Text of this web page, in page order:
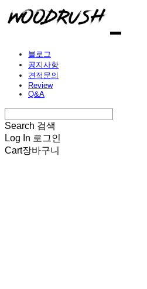
블로그
공지사항
견적문의
Review
Q&A
Search 검색
Log In 로그인
Cart장바구니